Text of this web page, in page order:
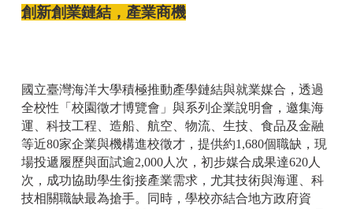
創新創業鏈結，產業商機
國立臺灣海洋大學積極推動產學鏈結與就業媒合，透過
全校性「校園徵才博覽會」與系列企業說明會，邀集海
運、科技工程、造船、航空、物流、生技、食品及金融
等近80家企業與機構進校徵才，提供約1,680個職缺，現
場投遞履歷與面試逾2,000人次，初步媒合成果達620人
次，成功協助學生銜接產業需求，尤其技術與海運、科
技相關職缺最為搶手。同時，學校亦結合地方政府資